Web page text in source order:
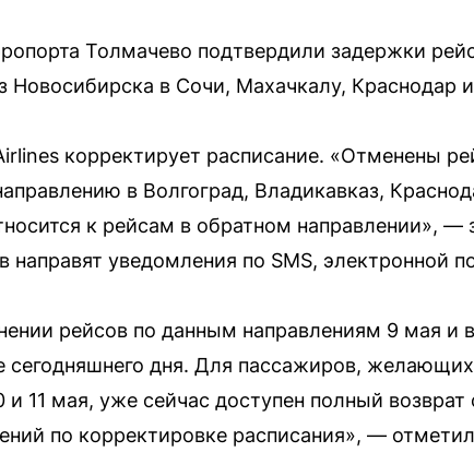
Толмачево подтвердили задержки
Новосибирска в Сочи, Махачкалу, Краснодар
корректирует расписание. «Отменены
в Волгоград, Владикавказ,
к рейсам в обратном направлении»,
направят уведомления по SMS, электронной
рейсов по данным направлениям 9 мая и
сегодняшнего дня. Для пассажиров,
и 11 мая, уже сейчас доступен полный
по корректировке расписания», —